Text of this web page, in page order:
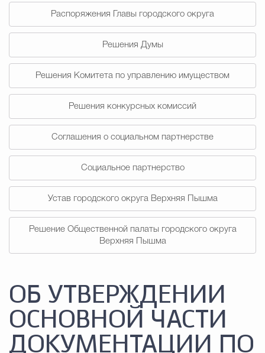
Общественная
Градостроительство и
Государственные организации
Распоряжения Главы городского округа
Решения Думы
Решения Комитета по управлению имуществом
Решения конкурсных комиссий
Соглашения о социальном партнерстве
Социальное партнерство
Устав городского округа Верхняя Пышма
Решение Общественной палаты городского округа
Верхняя Пышма
ОБ УТВЕРЖДЕНИИ
ОСНОВНОЙ ЧАСТИ
ДОКУМЕНТАЦИИ ПО